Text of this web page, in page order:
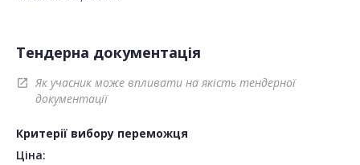
Тендерна документація
open_in_new
Як учасник може впливати на якість тендерної
документації
Критерії вибору переможця
Ціна: